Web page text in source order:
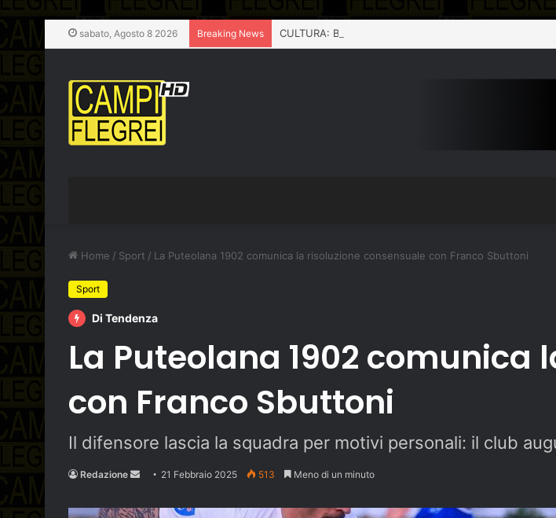
sabato, Agosto 8 2026 Breaking News
Home / Sport / La Puteolana 1902 comunica la risoluzione consensuale con Franco Sbuttoni
Sport
Di Tendenza
La Puteolana 1902
con Franco Sbuttoni
Il difensore lascia la squadra per motivi personali: il club
Redazione
Send
email
21 Febbraio 2025 513 Meno di un minuto